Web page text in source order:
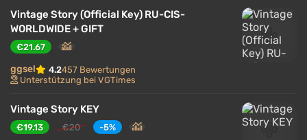
durch Experimente und Fehler erreicht, was ein
meditatives, aber anspruchsvolles Gameplay schafft,
in dem das Überleben wie eine echte Errungenschaft
erscheint.
Vintage Story (Official Key) RU-CIS-
WORLDWIDE + GIFT
€21.67
ggsel 4.2457 Bewertungen
Unterstützung bei VGTimes
Vintage Story KEY
€19.13 €20 -5%